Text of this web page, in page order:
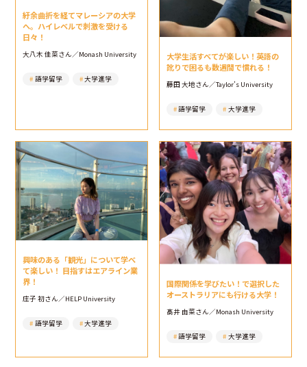
紆余曲折を経てマレーシアの大学
へ。ハイレベルで刺激を受ける
日々！
大八木 佳菜さん／Monash University
語学留学 大学進学
大学生活すべてが楽しい！英語の
訛りで困るも数週間で慣れる！
藤田 大地さん／Taylor’s University
語学留学 大学進学
興味のある「観光」について学べ
て楽しい！ 目指すはエアライン業
界！
庄子 初さん／HELP University
語学留学 大学進学
国際関係を学びたい！で選択した
オーストラリアにも行ける大学！
髙井 由菜さん／Monash University
語学留学 大学進学